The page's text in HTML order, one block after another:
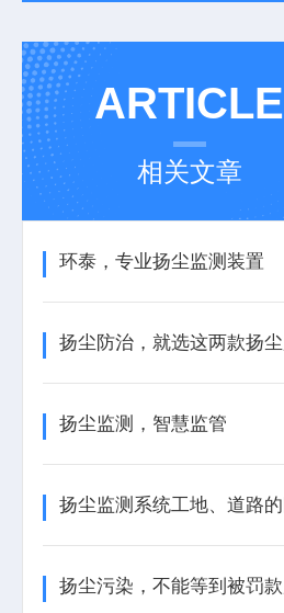
ARTICLE
相关文章
环泰，专业扬尘监测装置
扬尘监测，智慧监管